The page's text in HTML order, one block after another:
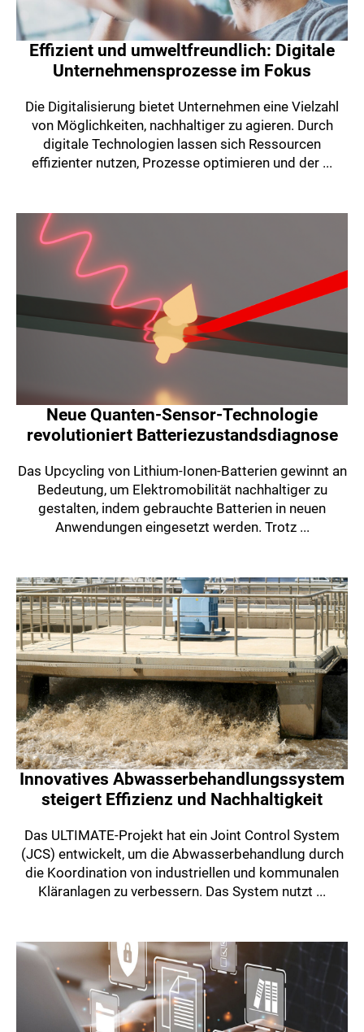
Effizient und umweltfreundlich: Digitale
Unternehmensprozesse im Fokus
Die Digitalisierung bietet Unternehmen eine Vielzahl
von Möglichkeiten, nachhaltiger zu agieren. Durch
digitale Technologien lassen sich Ressourcen
effizienter nutzen, Prozesse optimieren und der ...
Neue Quanten-Sensor-Technologie
revolutioniert Batteriezustandsdiagnose
Das Upcycling von Lithium-Ionen-Batterien gewinnt an
Bedeutung, um Elektromobilität nachhaltiger zu
gestalten, indem gebrauchte Batterien in neuen
Anwendungen eingesetzt werden. Trotz ...
Innovatives Abwasserbehandlungssystem
steigert Effizienz und Nachhaltigkeit
Das ULTIMATE-Projekt hat ein Joint Control System
(JCS) entwickelt, um die Abwasserbehandlung durch
die Koordination von industriellen und kommunalen
Kläranlagen zu verbessern. Das System nutzt ...